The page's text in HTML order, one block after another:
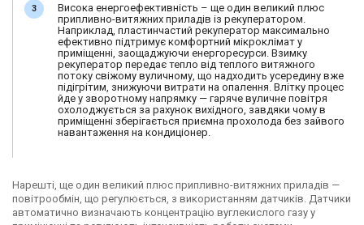
Висока енергоефективність – ще один великий плюс
припливно-витяжних приладів із рекуператором.
Наприклад, пластинчастий рекуператор максимально
ефективно підтримує комфортний мікроклімат у
приміщенні, заощаджуючи енергоресурси. Взимку
рекуператор передає тепло від теплого витяжного
потоку свіжому вуличному, що надходить усередину вже
підігрітим, знижуючи витрати на опалення. Влітку процес
йде у зворотному напрямку — гаряче вуличне повітря
охолоджується за рахунок вихідного, завдяки чому в
приміщенні зберігається приємна прохолода без зайвого
навантаження на кондиціонер.
Нарешті, ще один великий плюс припливно-витяжних приладів —
повітрообмін, що регулюється, з використанням датчиків. Датчики
автоматично визначають концентрацію вуглекислого газу у